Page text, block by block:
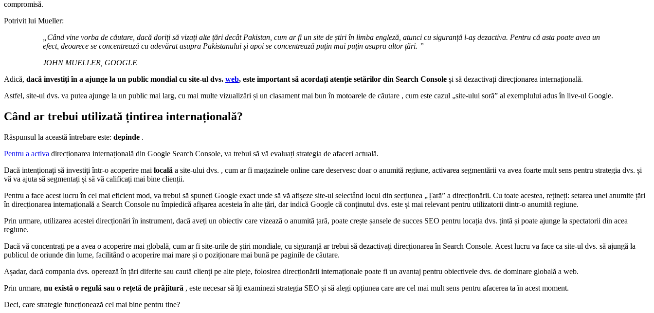
compromisă.
Potrivit lui Mueller:
„Când vine vorba de căutare, dacă doriți să vizați alte țări decât Pakistan, cum ar fi un site de știri în limba engleză, atunci cu siguranță l-aș dezactiva. Pentru că asta poate avea un
efect, deoarece se concentrează cu adevărat asupra Pakistanului și apoi se concentrează puțin mai puțin asupra altor țări. ”
JOHN MUELLER, GOOGLE
Adică, dacă investiți în a ajunge la un public mondial cu site-ul dvs. web, este important să acordați atenție setărilor din Search Console și să dezactivați direcționarea internațională.
Astfel, site-ul dvs. va putea ajunge la un public mai larg, cu mai multe vizualizări și un clasament mai bun în motoarele de căutare , cum este cazul „site-ului soră” al exemplului adus în live-ul Google.
Când ar trebui utilizată țintirea internațională?
Răspunsul la această întrebare este: depinde .
Pentru a activa direcționarea internațională din Google Search Console, va trebui să vă evaluați strategia de afaceri actuală.
Dacă intenționați să investiți într-o acoperire mai locală a site-ului dvs. , cum ar fi magazinele online care deservesc doar o anumită regiune, activarea segmentării va avea foarte mult sens pentru strategia dvs. și
vă va ajuta să segmentați și să vă calificați mai bine clienții.
Pentru a face acest lucru în cel mai eficient mod, va trebui să spuneți Google exact unde să vă afișeze site-ul selectând locul din secțiunea „Țară” a direcționării. Cu toate acestea, rețineți: setarea unei anumite țări
în direcționarea internațională a Search Console nu împiedică afișarea acesteia în alte țări, dar indică Google că conținutul dvs. este și mai relevant pentru utilizatorii dintr-o anumită regiune.
Prin urmare, utilizarea acestei direcționări în instrument, dacă aveți un obiectiv care vizează o anumită țară, poate crește șansele de succes SEO pentru locația dvs. țintă și poate ajunge la spectatorii din acea
regiune.
Dacă vă concentrați pe a avea o acoperire mai globală, cum ar fi site-urile de știri mondiale, cu siguranță ar trebui să dezactivați direcționarea în Search Console. Acest lucru va face ca site-ul dvs. să ajungă la
publicul de oriunde din lume, facilitând o acoperire mai mare și o poziționare mai bună pe paginile de căutare.
Așadar, dacă compania dvs. operează în țări diferite sau caută clienți pe alte piețe, folosirea direcționării internaționale poate fi un avantaj pentru obiectivele dvs. de dominare globală a web.
Prin urmare, nu există o regulă sau o rețetă de prăjitură , este necesar să îți examinezi strategia SEO și să alegi opțiunea care are cel mai mult sens pentru afacerea ta în acest moment.
Deci, care strategie funcționează cel mai bine pentru tine?